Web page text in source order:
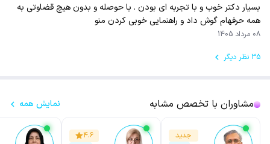
بسیار دکتر خوب و با تجربه ای بودن . با حوصله و بدون هیچ قضاوتی به
همه حرفهام گوش داد و راهنمایی خوبی کردن منو
08 مرداد 1405
35 نظر دیگر
مشاوران با تخصص مشابه نمایش همه
جدید
۴.۶